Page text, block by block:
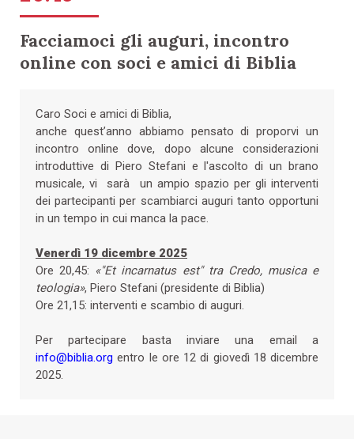
Facciamoci gli auguri, incontro
online con soci e amici di Biblia
Caro Soci e amici di Biblia,
anche quest’anno abbiamo pensato di proporvi un
incontro online dove, dopo alcune considerazioni
introduttive di Piero Stefani e l'ascolto di un brano
musicale, vi sarà un ampio spazio per gli interventi
dei partecipanti per scambiarci auguri tanto opportuni
in un tempo in cui manca la pace.
Venerdì 19 dicembre 2025
Ore 20,45: «"Et incarnatus est" tra Credo, musica e
teologia», Piero Stefani (presidente di Biblia)
Ore 21,15: interventi e scambio di auguri.
Per partecipare basta inviare una email a
info@biblia.org entro le ore 12 di giovedì 18 dicembre
2025.